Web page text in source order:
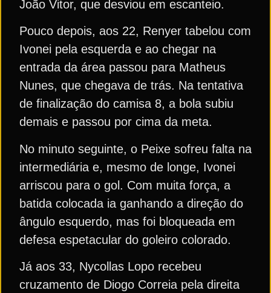
João Vitor, que desviou em escanteio.
Pouco depois, aos 22, Renyer tabelou com
Ivonei pela esquerda e ao chegar na
entrada da área passou para Matheus
Nunes, que chegava de trás. Na tentativa
de finalização do camisa 8, a bola subiu
demais e passou por cima da meta.
No minuto seguinte, o Peixe sofreu falta na
intermediária e, mesmo de longe, Ivonei
arriscou para o gol. Com muita força, a
batida colocada ia ganhando a direção do
ângulo esquerdo, mas foi bloqueada em
defesa espetacular do goleiro colorado.
Já aos 33, Nycollas Lopo recebeu
cruzamento de Diogo Correia pela direita